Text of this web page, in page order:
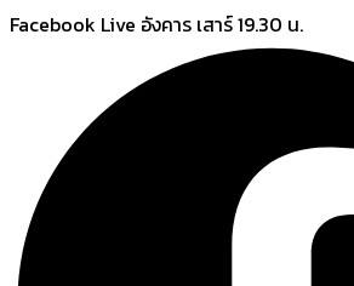
Skip
Facebook Live อังคาร เสาร์ 19.30 น.